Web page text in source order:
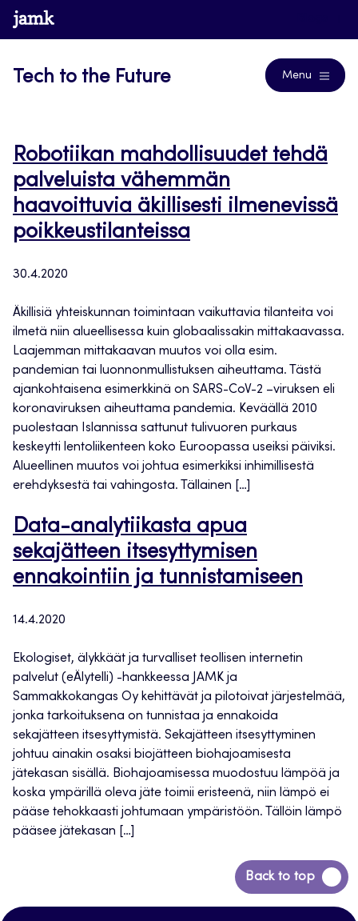
Siirry
suoraan
www.jamk.fi
Tech to the Future Menu
Robotiikan mahdollisuudet tehdä
palveluista vähemmän
haavoittuvia äkillisesti ilmenevissä
poikkeustilanteissa
30.4.2020
Äkillisiä yhteiskunnan toimintaan vaikuttavia tilanteita voi
ilmetä niin alueellisessa kuin globaalissakin mittakaavassa.
Laajemman mittakaavan muutos voi olla esim.
pandemian tai luonnonmullistuksen aiheuttama. Tästä
ajankohtaisena esimerkkinä on SARS-CoV-2 –viruksen eli
koronaviruksen aiheuttama pandemia. Keväällä 2010
puolestaan Islannissa sattunut tulivuoren purkaus
keskeytti lentoliikenteen koko Euroopassa useiksi päiviksi.
Alueellinen muutos voi johtua esimerkiksi inhimillisestä
erehdyksestä tai vahingosta. Tällainen […]
Data-analytiikasta apua
sekajätteen itsesyttymisen
ennakointiin ja tunnistamiseen
14.4.2020
Ekologiset, älykkäät ja turvalliset teollisen internetin
palvelut (eÄlytelli) -hankkeessa JAMK ja
Sammakkokangas Oy kehittävät ja pilotoivat järjestelmää,
jonka tarkoituksena on tunnistaa ja ennakoida
sekajätteen itsesyttymistä. Sekajätteen itsesyttyminen
johtuu ainakin osaksi biojätteen biohajoamisesta
jätekasan sisällä. Biohajoamisessa muodostuu lämpöä ja
koska ympärillä oleva jäte toimii eristeenä, niin lämpö ei
pääse tehokkaasti johtumaan ympäristöön. Tällöin lämpö
pääsee jätekasan […]
Back to top
Siirry
takaisin